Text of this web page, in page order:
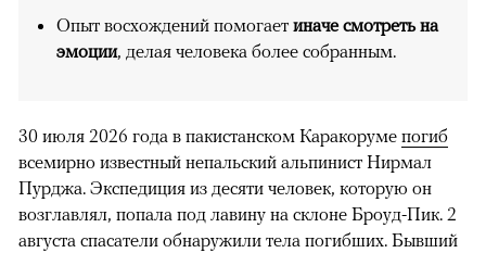
Опыт восхождений помогает иначе смотреть на
эмоции, делая человека более собранным.
30 июля 2026 года в пакистанском Каракоруме погиб
всемирно известный непальский альпинист Нирмал
Пурджа. Экспедиция из десяти человек, которую он
возглавлял, попала под лавину на склоне Броуд-Пик. 2
августа спасатели обнаружили тела погибших. Бывший